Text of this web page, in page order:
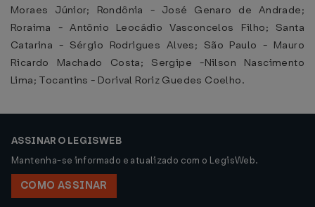
Moraes Júnior; Rondônia - José Genaro de Andrade;
Roraima - Antônio Leocádio Vasconcelos Filho; Santa
Catarina - Sérgio Rodrigues Alves; São Paulo - Mauro
Ricardo Machado Costa; Sergipe -Nilson Nascimento
Lima; Tocantins - Dorival Roriz Guedes Coelho.
ASSINAR O LEGISWEB
Mantenha-se informado e atualizado com o LegisWeb.
COMO ASSINAR